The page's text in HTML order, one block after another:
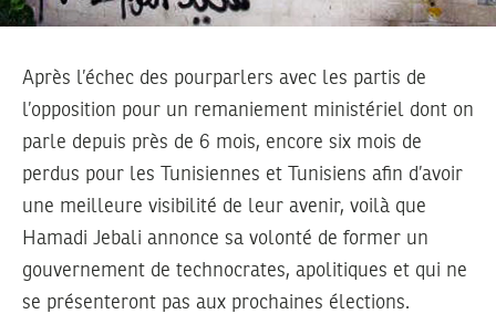
Après l’échec des pourparlers avec les partis de
l’opposition pour un remaniement ministériel dont on
parle depuis près de 6 mois, encore six mois de
perdus pour les Tunisiennes et Tunisiens afin d’avoir
une meilleure visibilité de leur avenir, voilà que
Hamadi Jebali annonce sa volonté de former un
gouvernement de technocrates, apolitiques et qui ne
se présenteront pas aux prochaines élections.